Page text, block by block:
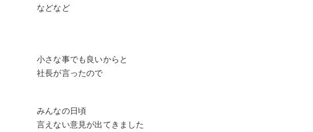
などなど
小さな事でも良いからと
社長が言ったので
みんなの日頃
言えない意見が出てきました